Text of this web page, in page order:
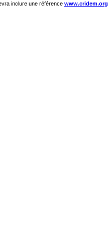
inclure une référence www.cridem.org